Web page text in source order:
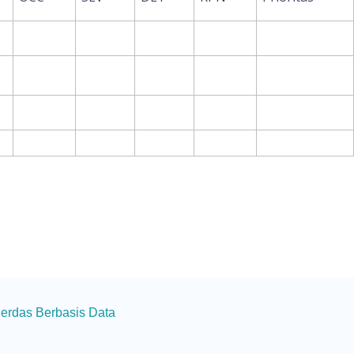
Berbasis Data